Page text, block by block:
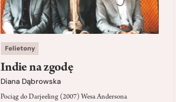
Felietony
Indie na zgodę
Diana Dąbrowska
Pociąg do Darjeeling (2007) Wesa Andersona